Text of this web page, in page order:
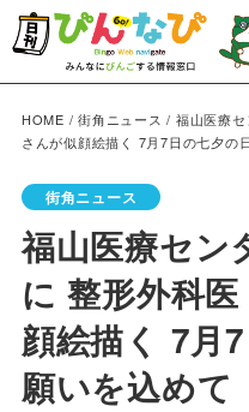
HOME /街角ニュース / 福山医療
さんが似顔絵描く 7月7日の七夕の
街角ニュース
福山医療セン
に 整形外科
顔絵描く 7月
願いを込めて